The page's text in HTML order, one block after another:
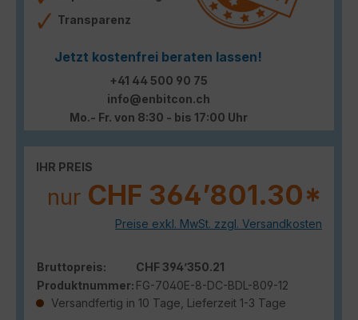
Transparenz
Jetzt kostenfrei beraten lassen!
+41 44 500 90 75
info@enbitcon.ch
Mo.- Fr. von 8:30 - bis 17:00 Uhr
IHR PREIS
nur CHF 364’801.30*
Preise exkl. MwSt. zzgl. Versandkosten
Bruttopreis:
CHF 394’350.21
Produktnummer: FG-7040E-8-DC-BDL-809-12
Versandfertig in 10 Tage, Lieferzeit 1-3 Tage